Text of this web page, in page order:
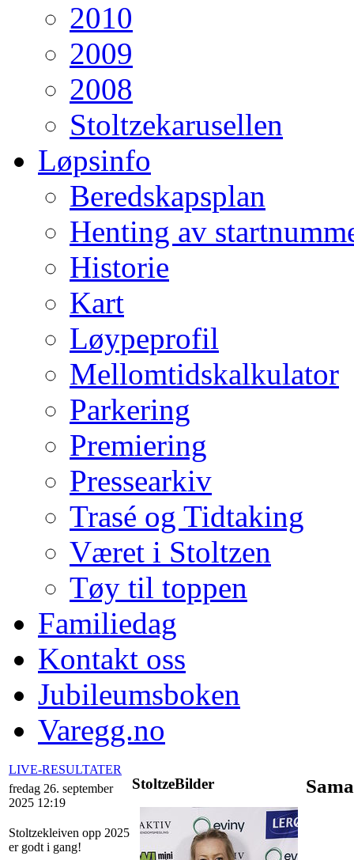
2010
2009
2008
Stoltzekarusellen
Løpsinfo
Beredskapsplan
Henting av
Historie
Kart
Løypeprofil
Mellomtidskalkulator
Parkering
Premiering
Pressearkiv
Trasé og Tidtaking
Været i Stoltzen
Tøy til toppen
Familiedag
Kontakt oss
Jubileumsboken
Varegg.no
LIVE-RESULTATER
fredag 26. september
2025 12:19
Stoltzekleiven opp 2025
er godt i gang!
StoltzeBilder